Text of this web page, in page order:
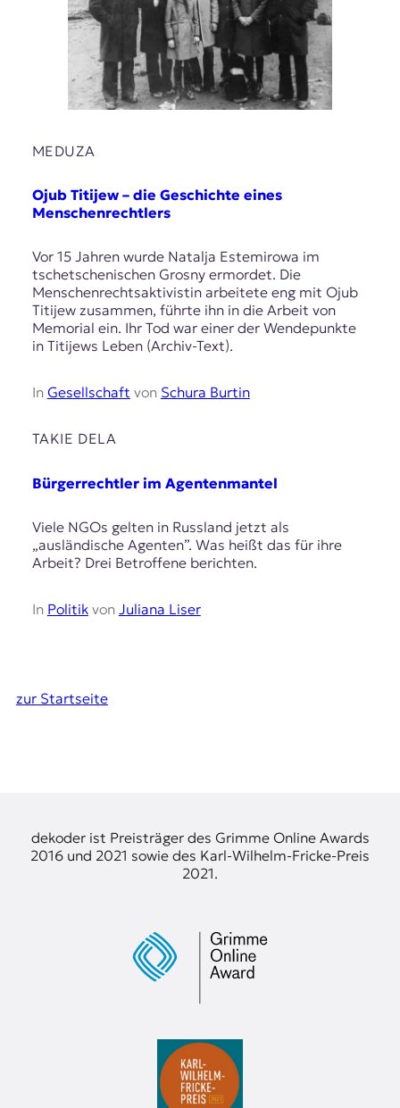
MEDUZA
Ojub Titijew – die Geschichte eines
Menschenrechtlers
Vor 15 Jahren wurde Natalja Estemirowa im
tschetschenischen Grosny ermordet. Die
Menschenrechtsaktivistin arbeitete eng mit Ojub
Titijew zusammen, führte ihn in die Arbeit von
Memorial ein. Ihr Tod war einer der Wendepunkte
in Titijews Leben (Archiv-Text).
In Gesellschaft von Schura Burtin
TAKIE DELA
Bürgerrechtler im Agentenmantel
Viele NGOs gelten in Russland jetzt als
„ausländische Agenten”. Was heißt das für ihre
Arbeit? Drei Betroffene berichten.
In Politikvon Juliana Liser
zur Startseite
dekoder ist Preisträger des Grimme Online Awards
2016 und 2021 sowie des Karl-Wilhelm-Fricke-Preis
2021.